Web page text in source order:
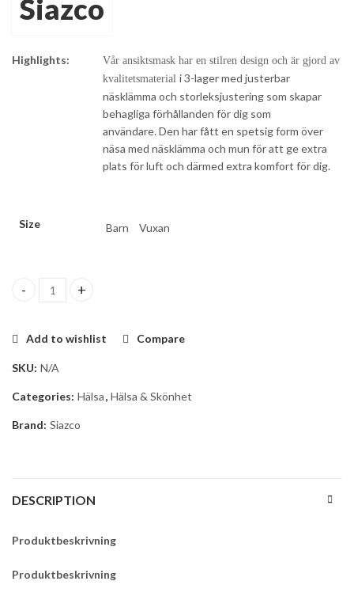
Siazco
Highlights:
Vår ansiktsmask har en stilren design och är gjord av
kvalitetsmaterial i 3-lager med justerbar
näsklämma och storleksjustering som skapar
behagliga förhållanden för dig som
användare. Den har fått en spetsig form över
näsa med näsklämma och mun för att ge extra
plats för luft och därmed extra komfort för dig.
Size Barn Vuxan
Tvättbar Munskydd i textil (100% bomull) för vuxna och
Add to wishlist Compare
SKU: N/A
Categories: Hälsa, Hälsa & Skönhet
Brand: Siazco
DESCRIPTION
Produktbeskrivning
Produktbeskrivning